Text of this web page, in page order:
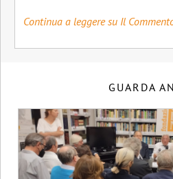
Continua a leggere su Il
GUARDA